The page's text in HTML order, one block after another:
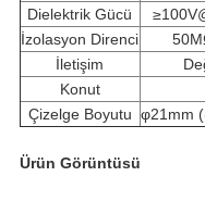
Dielektrik Gücü
İzolasyon Direnci
İletişim
Konut
Çizelge Boyutu φ21mm
Ürün Görüntüsü